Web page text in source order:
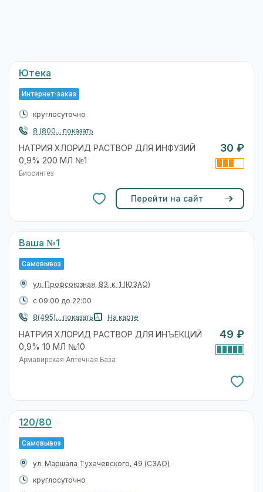
Ютека
Интернет-заказ
круглосуточно
8 (800... показать
НАТРИЯ ХЛОРИД РАСТВОР ДЛЯ ИНФУЗИЙ
0,9% 200 МЛ №1
Биосинтез
30 ₽
Перейти на сайт
Ваша №1
Самовывоз
ул. Профсоюзная, 83, к. 1 (ЮЗАО)
с 09:00 до 22:00
8(495)... показать
На карте
НАТРИЯ ХЛОРИД РАСТВОР ДЛЯ ИНЪЕКЦИЙ
0,9% 10 МЛ №10
Армавирская Аптечная База
49 ₽
120/80
Самовывоз
ул. Маршала Тухачевского, 49 (СЗАО)
круглосуточно